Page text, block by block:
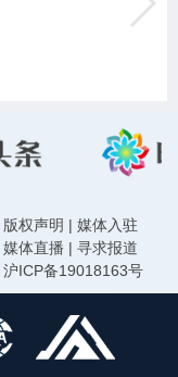
版权声明 | 媒体入驻
媒体直播 | 寻求报道
沪ICP备19018163号